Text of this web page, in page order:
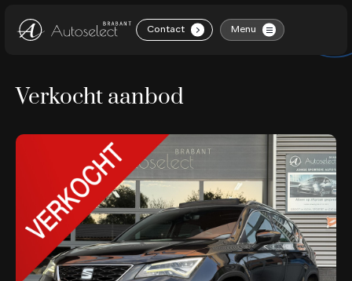
Contact . Menu
Diensten
Over ons
Contact
Vacatures
Verkocht aanbod